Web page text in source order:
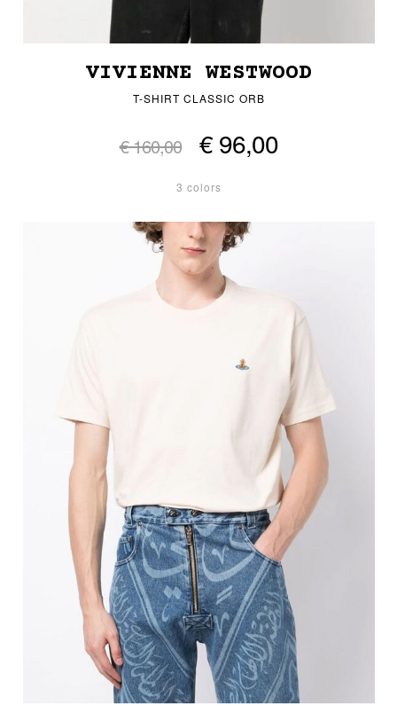
VIVIENNE WESTWOOD
T-SHIRT CLASSIC ORB
€ 160,00 € 96,00
3 colors